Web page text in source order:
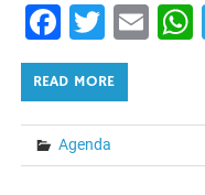
READ MORE
Agenda